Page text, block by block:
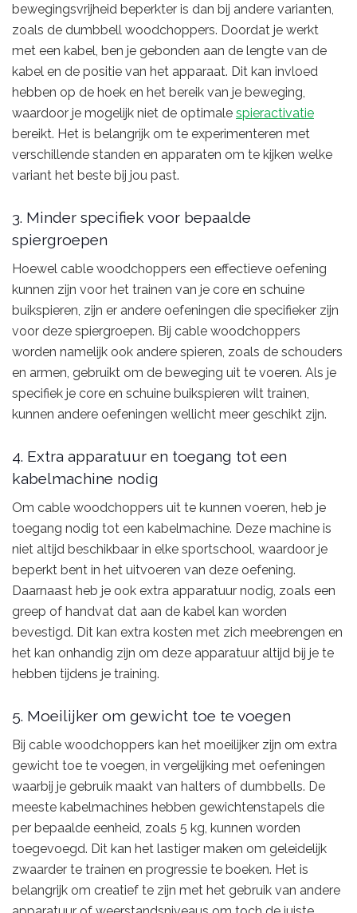
bewegingsvrijheid beperkter is dan bij andere varianten,
zoals de dumbbell woodchoppers. Doordat je werkt
met een kabel, ben je gebonden aan de lengte van de
kabel en de positie van het apparaat. Dit kan invloed
hebben op de hoek en het bereik van je beweging,
waardoor je mogelijk niet de optimale spieractivatie
bereikt. Het is belangrijk om te experimenteren met
verschillende standen en apparaten om te kijken welke
variant het beste bij jou past.
3. Minder specifiek voor bepaalde
spiergroepen
Hoewel cable woodchoppers een effectieve oefening
kunnen zijn voor het trainen van je core en schuine
buikspieren, zijn er andere oefeningen die specifieker zijn
voor deze spiergroepen. Bij cable woodchoppers
worden namelijk ook andere spieren, zoals de schouders
en armen, gebruikt om de beweging uit te voeren. Als je
specifiek je core en schuine buikspieren wilt trainen,
kunnen andere oefeningen wellicht meer geschikt zijn.
4. Extra apparatuur en toegang tot een
kabelmachine nodig
Om cable woodchoppers uit te kunnen voeren, heb je
toegang nodig tot een kabelmachine. Deze machine is
niet altijd beschikbaar in elke sportschool, waardoor je
beperkt bent in het uitvoeren van deze oefening.
Daarnaast heb je ook extra apparatuur nodig, zoals een
greep of handvat dat aan de kabel kan worden
bevestigd. Dit kan extra kosten met zich meebrengen en
het kan onhandig zijn om deze apparatuur altijd bij je te
hebben tijdens je training.
5. Moeilijker om gewicht toe te voegen
Bij cable woodchoppers kan het moeilijker zijn om extra
gewicht toe te voegen, in vergelijking met oefeningen
waarbij je gebruik maakt van halters of dumbbells. De
meeste kabelmachines hebben gewichtenstapels die
per bepaalde eenheid, zoals 5 kg, kunnen worden
toegevoegd. Dit kan het lastiger maken om geleidelijk
zwaarder te trainen en progressie te boeken. Het is
belangrijk om creatief te zijn met het gebruik van andere